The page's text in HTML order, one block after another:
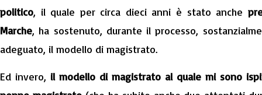
politico, il quale per circa dieci anni è stato anche
Marche, ha sostenuto, durante il processo,
adeguato, il modello di magistrato.
Ed invero, il modello di magistrato al quale mi sono